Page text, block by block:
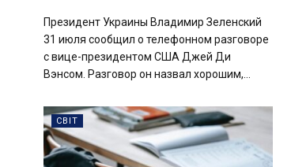
Президент Украины Владимир Зеленский
31 июля сообщил о телефонном разговоре
с вице-президентом США Джей Ди
Вэнсом. Разговор он назвал хорошим,...
СВІТ